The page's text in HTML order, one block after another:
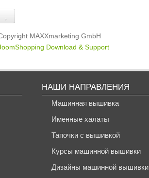
MAXXmarketing GmbH
Download & Support
НАШИ НАПРАВЛЕНИЯ
Машинная вышивка
Именные халаты
Тапочки с вышивкой
Курсы машинной вышивки
Дизайны машинной вышивки